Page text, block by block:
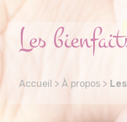
Les
Accueil > À propos >